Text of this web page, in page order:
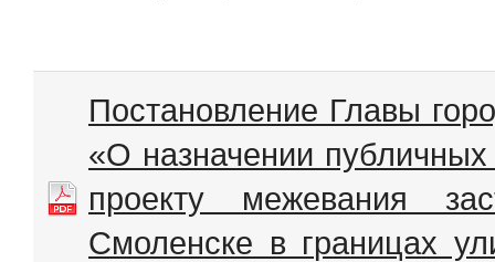
Постановление Главы
«О назначении
проекту межевания
Смоленске в границах